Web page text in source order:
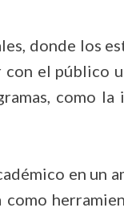
donde los
el público
como la
en un